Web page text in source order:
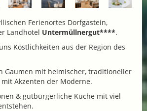
Ferienortes Dorfgastein,
Landhotel Untermüllnergut****.
Köstlichkeiten aus der Region des
Gaumen mit heimischer, traditioneller
Akzenten der Moderne.
& gutbürgerliche Küche mit viel